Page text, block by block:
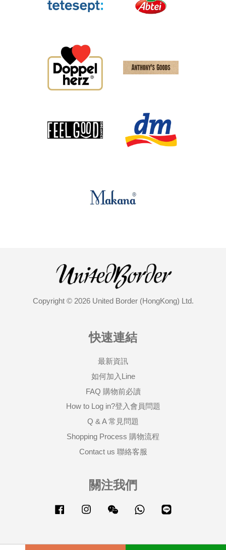
Copyright © 2026 United Border (HongKong) Ltd.
快速連結
最新資訊
如何加入Line
FAQ 購物前必讀
How to Log in?登入會員問題
Q & A 常見問題
Shopping Process 購物流程
Contact us 聯絡客服
關注我們
Facebook Instagram Wechat Whatsapp